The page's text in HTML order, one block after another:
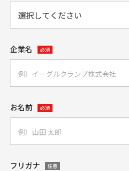
企業名 必須
お名前 必須
フリガナ 任意